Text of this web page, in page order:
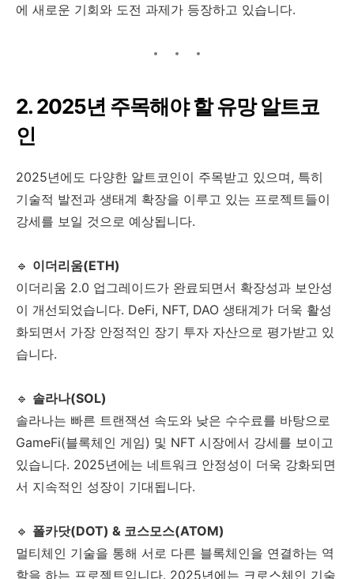
에 새로운 기회와 도전 과제가 등장하고 있습니다.
2. 2025년 주목해야 할 유망 알트코
인
2025년에도 다양한 알트코인이 주목받고 있으며, 특히
기술적 발전과 생태계 확장을 이루고 있는 프로젝트들이
강세를 보일 것으로 예상됩니다.
🔹 이더리움(ETH)
이더리움 2.0 업그레이드가 완료되면서 확장성과 보안성
이 개선되었습니다. DeFi, NFT, DAO 생태계가 더욱 활성
화되면서 가장 안정적인 장기 투자 자산으로 평가받고 있
습니다.
🔹 솔라나(SOL)
솔라나는 빠른 트랜잭션 속도와 낮은 수수료를 바탕으로
GameFi(블록체인 게임) 및 NFT 시장에서 강세를 보이고
있습니다. 2025년에는 네트워크 안정성이 더욱 강화되면
서 지속적인 성장이 기대됩니다.
🔹 폴카닷(DOT) & 코스모스(ATOM)
멀티체인 기술을 통해 서로 다른 블록체인을 연결하는 역
할을 하는 프로젝트입니다. 2025년에는 크로스체인 기술